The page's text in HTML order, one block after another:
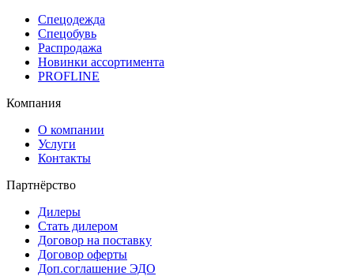
Спецодежда
Спецобувь
Распродажа
Новинки ассортимента
PROFLINE
Компания
О компании
Услуги
Контакты
Партнёрство
Дилеры
Стать дилером
Договор на поставку
Договор оферты
Доп.соглашение ЭДО